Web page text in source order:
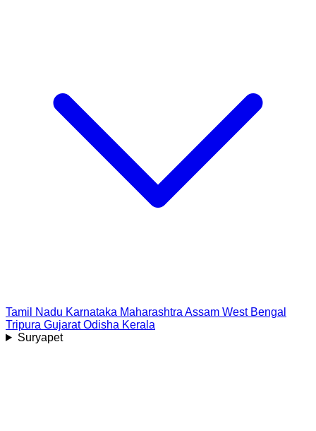
Tamil Nadu Karnataka Maharashtra Assam West Bengal
Tripura Gujarat Odisha Kerala
Suryapet